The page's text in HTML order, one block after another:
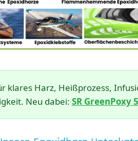
klares Harz, Heißprozess,
Neu dabei: SR GreenPoxy